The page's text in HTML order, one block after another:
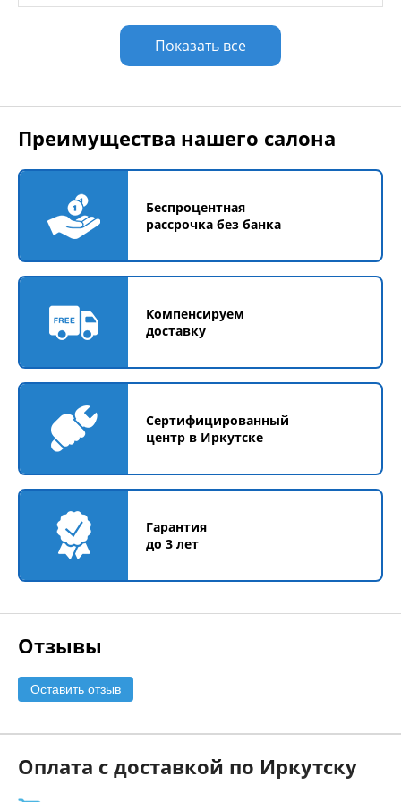
Показать все
Преимущества нашего салона
Беспроцентная
рассрочка без банка
Компенсируем
доставку
Сертифицированный
центр в Иркутске
Гарантия
до 3 лет
Отзывы
Оставить отзыв
Оплата с доставкой по Иркутску